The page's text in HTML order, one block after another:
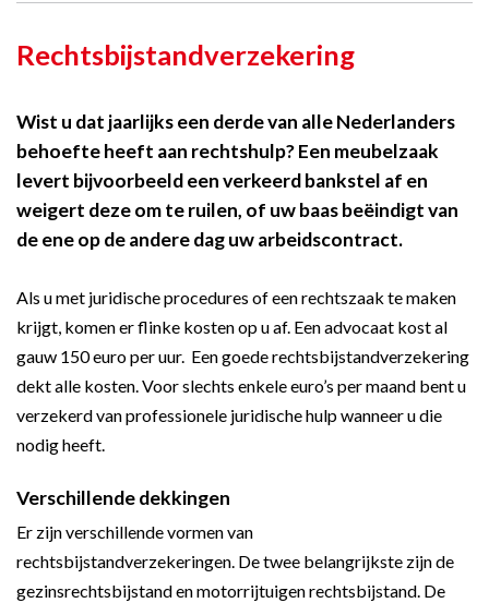
Rechtsbijstandverzekering
Wist u dat jaarlijks een derde van alle Nederlanders
behoefte heeft aan rechtshulp? Een meubelzaak
levert bijvoorbeeld een verkeerd bankstel af en
weigert deze om te ruilen, of uw baas beëindigt van
de ene op de andere dag uw arbeidscontract.
Als u met juridische procedures of een rechtszaak te maken
krijgt, komen er flinke kosten op u af. Een advocaat kost al
gauw 150 euro per uur. Een goede rechtsbijstandverzekering
dekt alle kosten. Voor slechts enkele euro’s per maand bent u
verzekerd van professionele juridische hulp wanneer u die
nodig heeft.
Verschillende dekkingen
Er zijn verschillende vormen van
rechtsbijstandverzekeringen. De twee belangrijkste zijn de
gezinsrechtsbijstand en motorrijtuigen rechtsbijstand. De